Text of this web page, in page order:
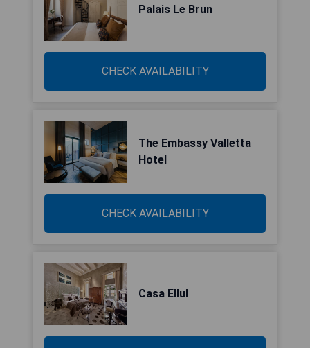
Palais Le Brun
CHECK AVAILABILITY
The Embassy Valletta
Hotel
CHECK AVAILABILITY
Casa Ellul